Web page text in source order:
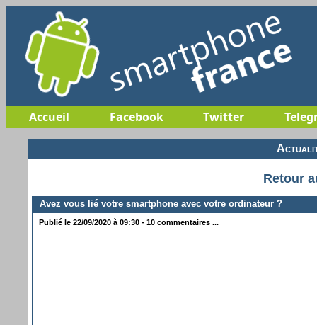
Accueil Facebook Twitter
Retour
Avez vous lié votre smartphone avec votre ordinateur ?
Publié le 22/09/2020 à 09:30 - 10 commentaires ...